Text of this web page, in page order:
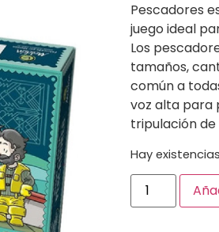
Pescadores
juego ideal
Los
tamaños,
común a
voz alta para
tripulación
Hay existencias